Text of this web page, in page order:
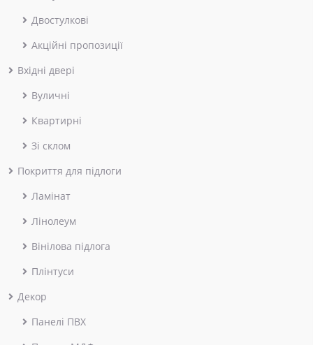
Двостулкові
Акційні пропозиції
Вхідні двері
Вуличні
Квартирні
Зі склом
Покриття для підлоги
Ламінат
Лінолеум
Вінілова підлога
Плінтуси
Декор
Панелі ПВХ